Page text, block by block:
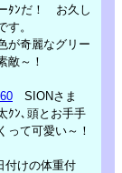
ﾀﾝだ！ お久し
す。
が奇麗なグリー
敵～！
SIONさま
ｸﾝ､頭とお手手
って可愛い～！
付けの体重付